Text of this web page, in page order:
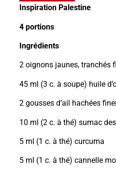
Inspiration Palestine
4 portions
Ingrédients
2 oignons jaunes, tranchés
45 ml (3 c. à soupe) huile
2 gousses d’ail hachées
10 ml (2 c. à thé) sumac des
5 ml (1 c. à thé) curcuma
5 ml (1 c. à thé) cannelle